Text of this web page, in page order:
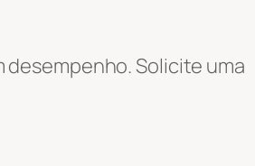
Solicite uma